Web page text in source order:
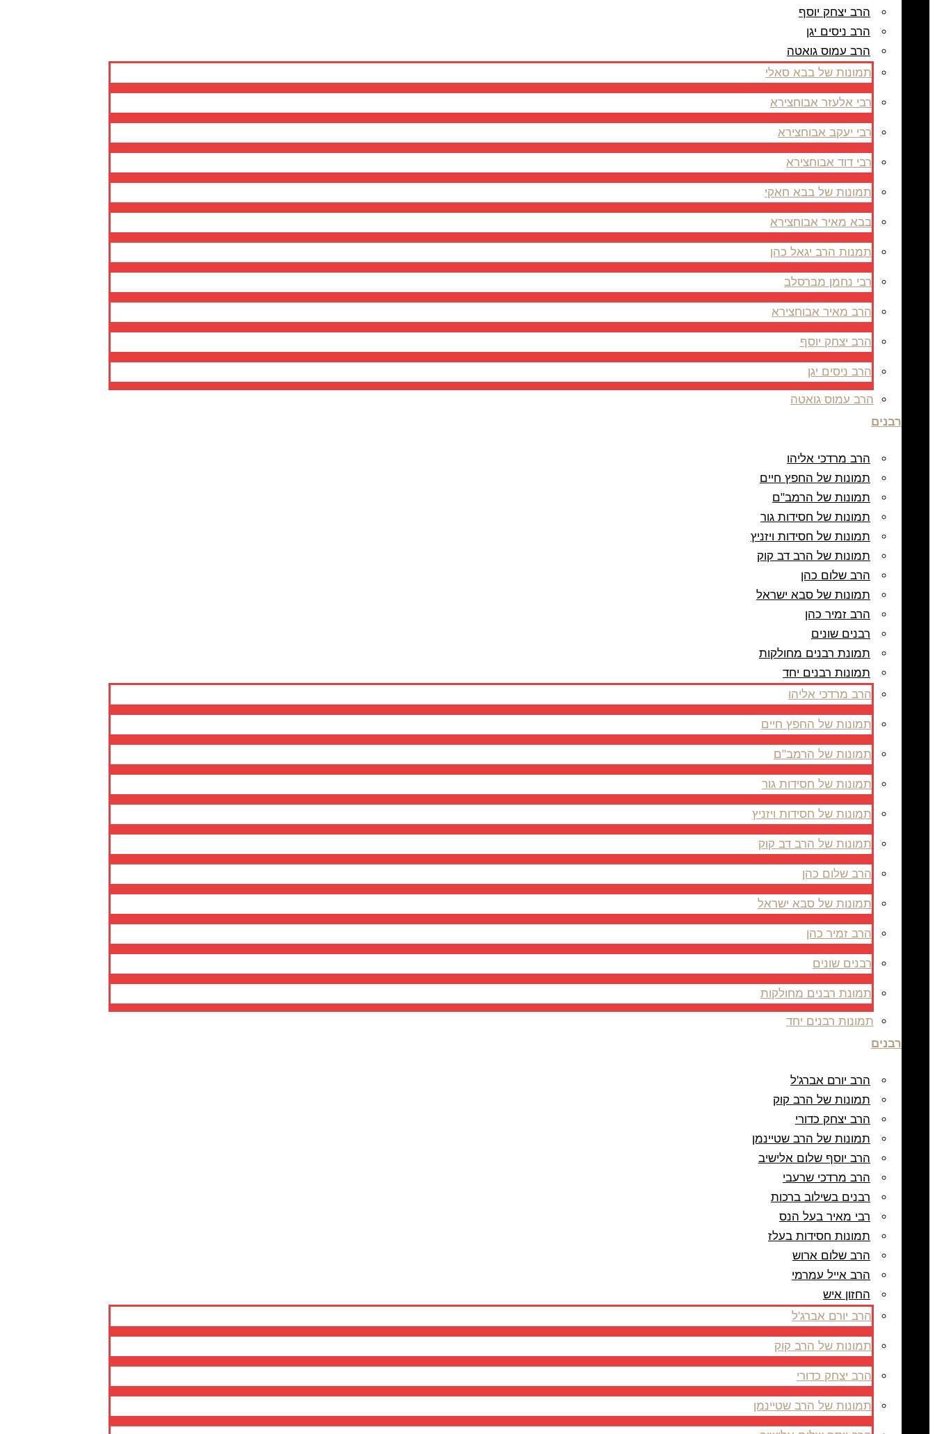
הרב יצחק יוסף
הרב ניסים יגן
הרב עמוס גואטה
תמונות של בבא סאלי
רבי אלעזר אבוחצירא
רבי יעקב אבוחצירא
רבי דוד אבוחצירא
תמונות של בבא חאקי
בבא מאיר אבוחצירא
תמנות הרב יגאל כהן
רבי נחמן מברסלב
הרב מאיר אבוחצירא
הרב יצחק יוסף
הרב ניסים יגן
הרב עמוס גואטה
רבנים
הרב מרדכי אליהו
תמונות של החפץ חיים
תמונות של הרמב"ם
תמונות של חסידות גור
תמונות של חסידות ויזניץ
תמונות של הרב דב קוק
הרב שלום כהן
תמונות של סבא ישראל
הרב זמיר כהן
רבנים שונים
תמונת רבנים מחולקות
תמונות רבנים יחד
הרב מרדכי אליהו
תמונות של החפץ חיים
תמונות של הרמב"ם
תמונות של חסידות גור
תמונות של חסידות ויזניץ
תמונות של הרב דב קוק
הרב שלום כהן
תמונות של סבא ישראל
הרב זמיר כהן
רבנים שונים
תמונת רבנים מחולקות
תמונות רבנים יחד
רבנים
הרב יורם אברג'ל
תמונות של הרב קוק
הרב יצחק כדורי
תמונות של הרב שטיינמן
הרב יוסף שלום אלישיב
הרב מרדכי שרעבי
רבנים בשילוב ברכות
רבי מאיר בעל הנס
תמונות חסידות בעלז
הרב שלום ארוש
הרב אייל עמרמי
החזון איש
הרב יורם אברג'ל
תמונות של הרב קוק
הרב יצחק כדורי
תמונות של הרב שטיינמן